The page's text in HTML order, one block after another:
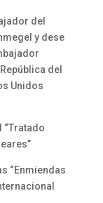
del
y dese
del
Unidos
“Tratado
“Enmiendas